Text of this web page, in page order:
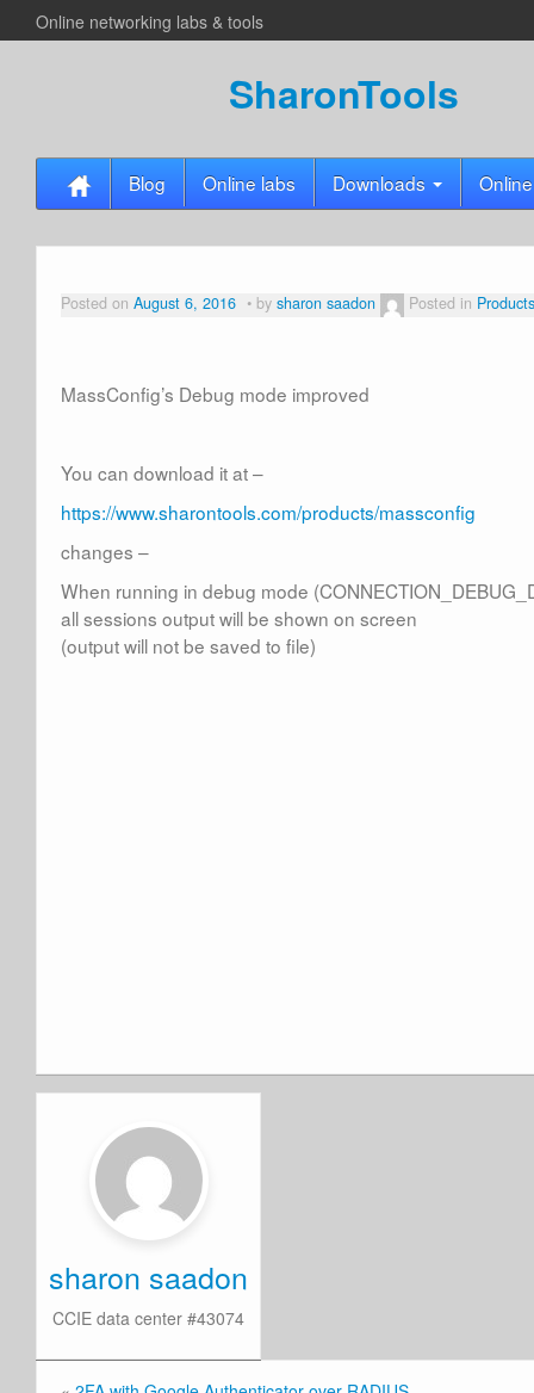
Online networking labs & tools
SharonTools
Blog Online labs Downloads
Posted on August 6, 2016 by sharon saadon Posted in Products
MassConfig’s Debug mode improved
You can download it at –
https://www.sharontools.com/products/massconfig
changes –
When running in debug mode
all sessions output will be shown on screen
(output will not be saved to file)
sharon saadon
CCIE data center #43074